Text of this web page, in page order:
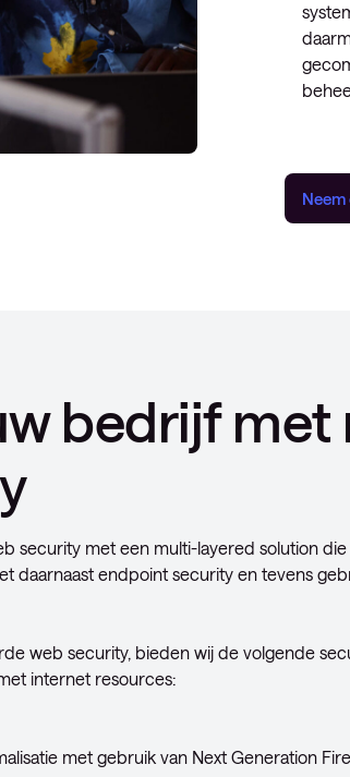
bedrijf met
security met een multi-layered solution
daarnaast endpoint security en tevens
web security, bieden wij de volgende
internet resources:
met gebruik van Next Generation